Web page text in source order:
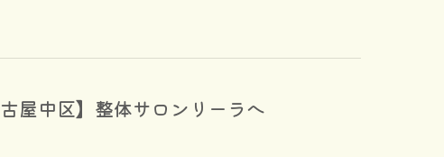
屋中区】整体サロンリーラへ